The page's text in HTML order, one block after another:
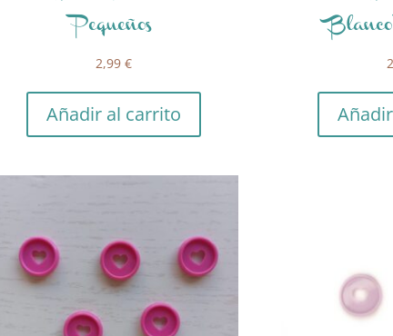
Pequeños
2,99€
Añadir al carrito
Blanco